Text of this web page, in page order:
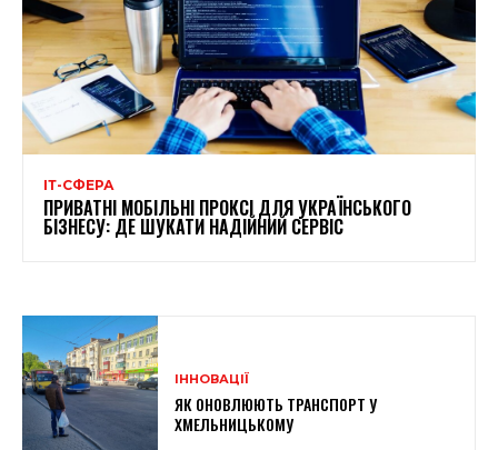
ІТ-СФЕРА
ПРИВАТНІ МОБІЛЬНІ ПРОКСІ ДЛЯ УКРАЇНСЬКОГО
БІЗНЕСУ: ДЕ ШУКАТИ НАДІЙНИЙ СЕРВІС
ІННОВАЦІЇ
ЯК ОНОВЛЮЮТЬ ТРАНСПОРТ У
ХМЕЛЬНИЦЬКОМУ